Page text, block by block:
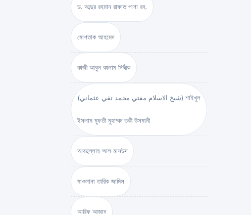
ড. আব্দুর রহমান রাফাত পাশা রহ.
মোশতাক আহমেদ
কাজী আবুল কালাম সিদ্দীক
(شيخ الاسلام مفتي محمد تقي عثماني) শাইখুল
ইসলাম মুফতী মুহাম্মদ তকী উসমানী
আবদুল্লাহ আল মাসউদ
মাওলানা তারিক জামিল
আরিফ আজাদ